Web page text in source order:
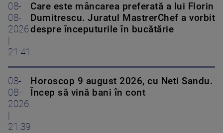
08-
08-
2026
|
21:41
Care este mâncarea preferată a lui Florin
Dumitrescu. Juratul MastrerChef a vorbit
despre începuturile în bucătărie
08-
08-
2026
|
21:39
Horoscop 9 august 2026, cu Neti Sandu.
Încep să vină bani în cont